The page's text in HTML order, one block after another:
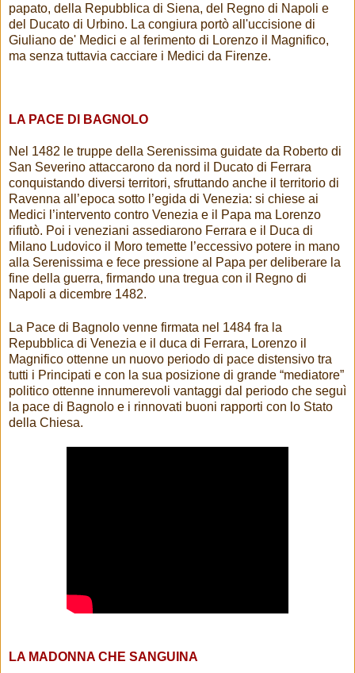
papato, della Repubblica di Siena, del Regno di Napoli e
del Ducato di Urbino. La congiura portò all'uccisione di
Giuliano de' Medici e al ferimento di Lorenzo il Magnifico,
ma senza tuttavia cacciare i Medici da Firenze.
LA PACE DI BAGNOLO
Nel 1482 le truppe della Serenissima guidate da Roberto di
San Severino attaccarono da nord il Ducato di Ferrara
conquistando diversi territori, sfruttando anche il territorio di
Ravenna all’epoca sotto l’egida di Venezia: si chiese ai
Medici l’intervento contro Venezia e il Papa ma Lorenzo
rifiutò. Poi i veneziani assediarono Ferrara e il Duca di
Milano Ludovico il Moro temette l’eccessivo potere in mano
alla Serenissima e fece pressione al Papa per deliberare la
fine della guerra, firmando una tregua con il Regno di
Napoli a dicembre 1482.
La Pace di Bagnolo venne firmata nel 1484 fra la
Repubblica di Venezia e il duca di Ferrara, Lorenzo il
Magnifico ottenne un nuovo periodo di pace distensivo tra
tutti i Principati e con la sua posizione di grande “mediatore”
politico ottenne innumerevoli vantaggi dal periodo che seguì
la pace di Bagnolo e i rinnovati buoni rapporti con lo Stato
della Chiesa.
LA MADONNA CHE SANGUINA